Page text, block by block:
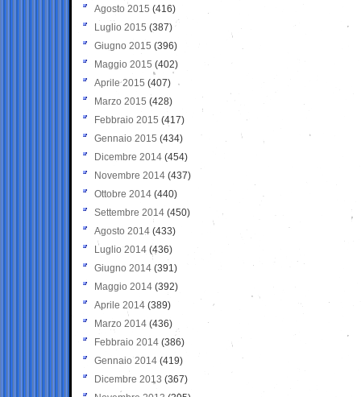
Agosto 2015 (416)
Luglio 2015 (387)
Giugno 2015 (396)
Maggio 2015 (402)
Aprile 2015 (407)
Marzo 2015 (428)
Febbraio 2015 (417)
Gennaio 2015 (434)
Dicembre 2014 (454)
Novembre 2014 (437)
Ottobre 2014 (440)
Settembre 2014 (450)
Agosto 2014 (433)
Luglio 2014 (436)
Giugno 2014 (391)
Maggio 2014 (392)
Aprile 2014 (389)
Marzo 2014 (436)
Febbraio 2014 (386)
Gennaio 2014 (419)
Dicembre 2013 (367)